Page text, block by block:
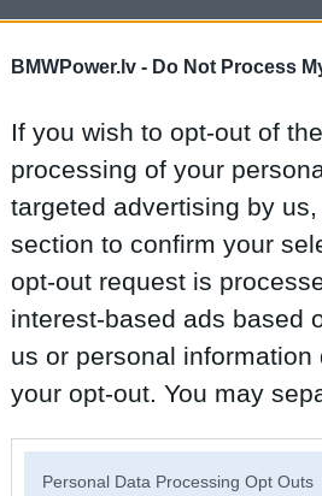
BMWPower.lv - Do Not Process
If you wish to opt-out of
processing of your
targeted advertising by
section to confirm your
opt-out request is
interest-based ads based
us or personal
your opt-out. You may
Personal Data Processing Opt Outs